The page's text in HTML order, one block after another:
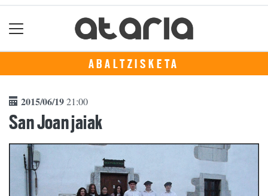
ABALTZISKETA
2015/06/1921:00
San Joan jaiak